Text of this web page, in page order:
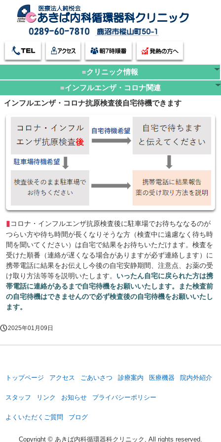
≡クリニック情報
≡インフルエンザ・コロナ関連
インフルエンザ・コロナ抗原検査後自宅待機できます
▮コロナ・インフルエンザ抗原検査後に駐車場でお待ちななるのが
つらい方や待ち時間が長くなりそうな方（検査中に遠慮なく待ち時
間を聞いてください）は自宅で結果をお待ちいただけます。検査を
受けた順番（連絡が遅くなる場合がありますが必ず連絡します）に
携帯電話に結果をお伝えし今後の自宅安静期間、注意点、お薬の受
け取り方法等等を説明いたします。 いったん自宅に戻られた方は携
帯電話に連絡があるまで自宅待機をお願いいたします。また検査前
の自宅待機はできませんので必ず検査後の自宅待機をお願いいたし
ます。
2025年01月09日
トップページ アクセス ごあいさつ 診療案内 医療機器 院内外紹介
スタッフ リンク お知らせ プライバシーポリシー
よくいただくご質問 ブログ
Copyright © あきば内科循環器科クリニック, All rights reserved.